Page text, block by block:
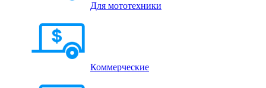
Для мототехники
Коммерческие